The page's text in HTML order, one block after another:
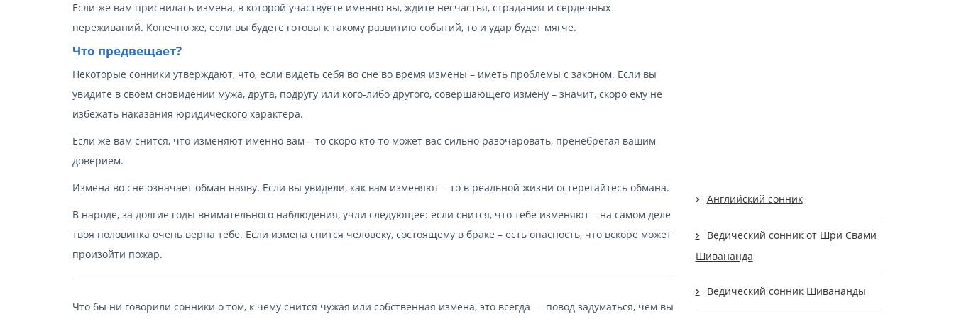
Если же вам приснилась измена, в которой участвуете именно вы, ждите несчастья, страдания и сердечных
переживаний. Конечно же, если вы будете готовы к такому развитию событий, то и удар будет мягче.
Что предвещает?
Некоторые сонники утверждают, что, если видеть себя во сне во время измены – иметь проблемы с законом. Если вы
увидите в своем сновидении мужа, друга, подругу или кого-либо другого, совершающего измену – значит, скоро ему не
избежать наказания юридического характера.
Если же вам снится, что изменяют именно вам – то скоро кто-то может вас сильно разочаровать, пренебрегая вашим
доверием.
Измена во сне означает обман наяву. Если вы увидели, как вам изменяют – то в реальной жизни остерегайтесь обмана.
В народе, за долгие годы внимательного наблюдения, учли следующее: если снится, что тебе изменяют – на самом деле
твоя половинка очень верна тебе. Если измена снится человеку, состоящему в браке – есть опасность, что вскоре может
произойти пожар.
Что бы ни говорили сонники о том, к чему снится чужая или собственная измена, это всегда — повод задуматься, чем вы
Английский сонник
Ведический сонник от Шри Свами
Шивананда
Ведический сонник Шивананды